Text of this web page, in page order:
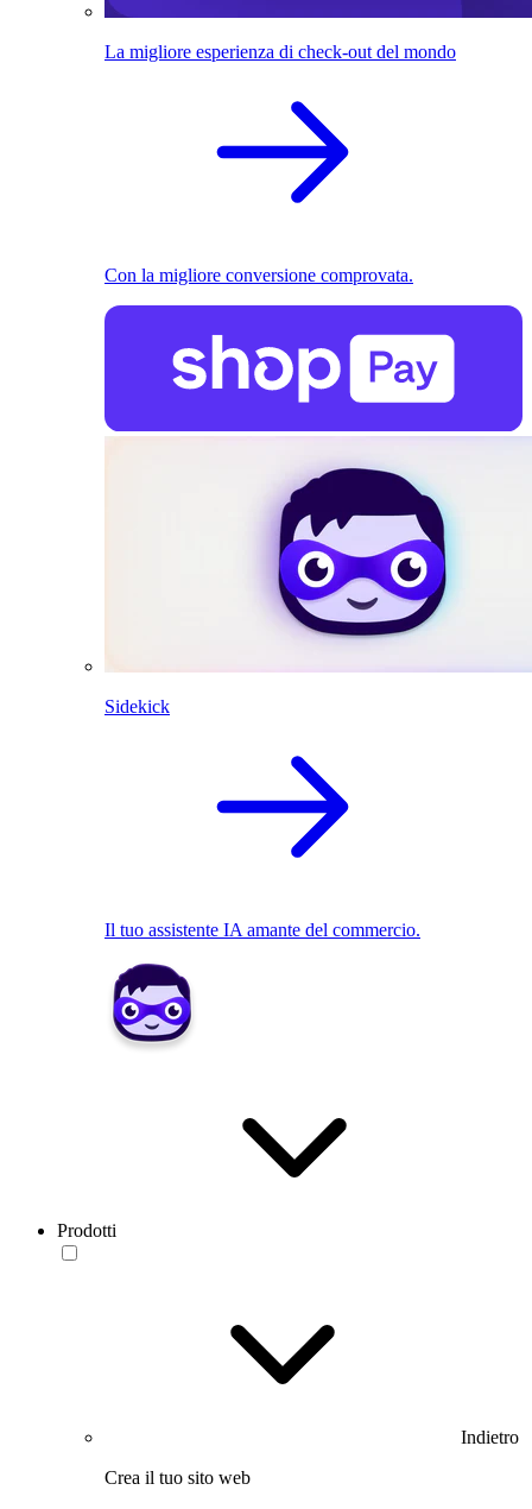
La migliore esperienza di check-out del mondo
Con la migliore conversione comprovata.
Sidekick
Il tuo assistente IA amante del commercio.
Prodotti
Indietro
Crea il tuo sito web